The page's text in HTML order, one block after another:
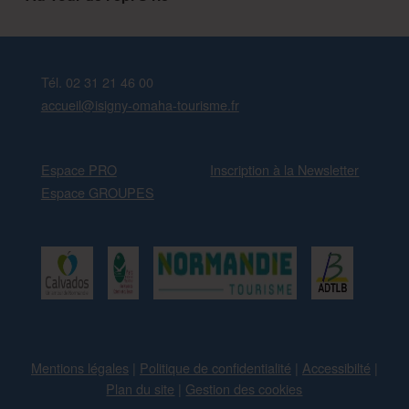
Tél. 02 31 21 46 00
accueil@isigny-omaha-tourisme.fr
Espace PRO
Espace GROUPES
Inscription à la Newsletter
Mentions légales | Politique de confidentialité | Accessibilté |
Plan du site | Gestion des cookies